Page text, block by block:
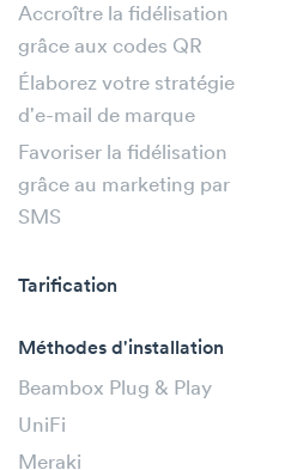
Accroître la fidélisation
grâce aux codes QR
Élaborez votre stratégie
d'e-mail de marque
Favoriser la fidélisation
grâce au marketing par
SMS
Tarification
Méthodes d'installation
Beambox Plug & Play
UniFi
Meraki